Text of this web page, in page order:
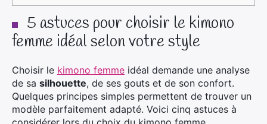
5 astuces pour choisir le kimono
femme idéal selon votre style
Choisir le kimono femme idéal demande une analyse
de sa silhouette, de ses gouts et de son confort.
Quelques principes simples permettent de trouver un
modèle parfaitement adapté. Voici cinq astuces à